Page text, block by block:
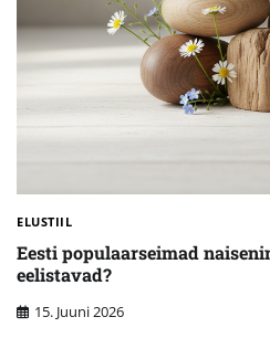
ELUSTIIL
Eesti populaarseimad
eelistavad?
15. Juuni 2026